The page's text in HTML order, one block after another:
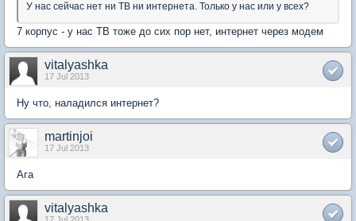
У нас сейчас нет ни ТВ ни интернета. Только у нас или у всех?
7 корпус - у нас ТВ тоже до сих пор нет, интернет через модем
vitalyashka
17 Jul 2013
Ну что, наладился интернет?
martinjoi
17 Jul 2013
Ага
vitalyashka